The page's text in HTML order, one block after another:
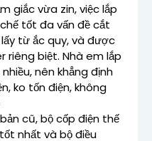
giắc vừa zin, việc lắp
tốt đa vấn đề cắt
từ ắc quy, và được
riêng biệt. Nhà em lắp
nên khẳng định
ko tốn điện, không
cũ, bộ cốp điện thế
nhất và bộ điều